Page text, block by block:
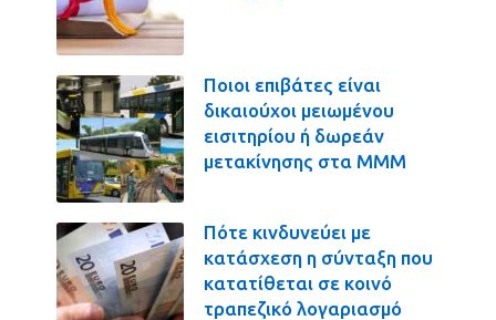
Ποιοι επιβάτες είναι
δικαιούχοι μειωμένου
εισιτηρίου ή δωρεάν
μετακίνησης στα ΜΜΜ
Πότε κινδυνεύει με
κατάσχεση η σύνταξη που
κατατίθεται σε κοινό
τραπεζικό λογαριασμό